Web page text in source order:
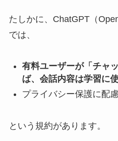
たしかに、ChatGPT（
では、
有料ユーザーが「チャ
ば、会話内容は学習に
プライバシー保護に配
という規約があります。